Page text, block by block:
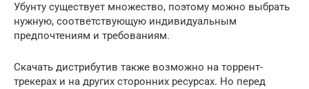
Убунту существует множество, поэтому можно выбрать
нужную, соответствующую индивидуальным
предпочтениям и требованиям.
Скачать дистрибутив также возможно на торрент-
трекерах и на других сторонних ресурсах. Но перед